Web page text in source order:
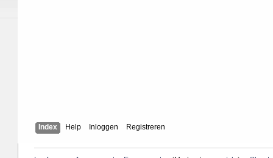
Index Help Inloggen Registreren